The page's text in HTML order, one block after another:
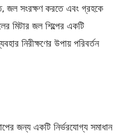
জল সংরক্ষণ করতে এবং গ্রহকে
মিটার জল শিল্পের একটি
নিরীক্ষণের উপায় পরিবর্তন
জন্য একটি নির্ভরযোগ্য সমাধান